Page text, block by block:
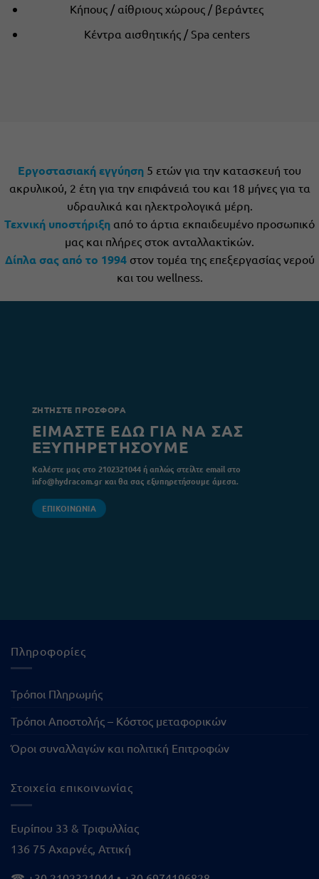
Κήπους / αίθριους χώρους / βεράντες
Κέντρα αισθητικής / Spa centers
Εργοστασιακή εγγύηση 5 ετών για την κατασκευή του
ακρυλικού, 2 έτη για την επιφάνειά του και 18 μήνες για τα
υδραυλικά και ηλεκτρολογικά μέρη.
Τεχνική υποστήριξη από το άρτια εκπαιδευμένο προσωπικό
μας και πλήρες στοκ ανταλλακτiκών.
Δίπλα σας από το 1994 στον τομέα της επεξεργασίας νερού
και του wellness.
ΖΗΤΗΣΤΕ ΠΡΟΣΦΟΡΑ
ΕΙΜΑΣΤΕ ΕΔΩ ΓΙΑ ΝΑ ΣΑΣ
ΕΞΥΠΗΡΕΤΗΣΟΥΜΕ
Καλέστε μας στο 2102321044 ή απλώς στείλτε email στο
info@hydracom.gr και θα σας εξυπηρετήσουμε άμεσα.
ΕΠΙΚΟΙΝΩΝΙΑ
Πληροφορίες
Τρόποι Πληρωμής
Τρόποι Αποστολής – Κόστος μεταφορικών
Όροι συναλλαγών και πολιτική Επιτροφών
Στοιχεία επικοινωνίας
Ευρίπου 33 & Τριφυλλίας
136 75 Αχαρνές, Αττική